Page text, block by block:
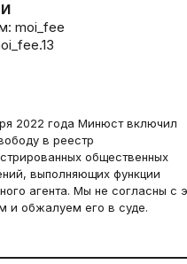
moi_fee
2022 года Минюст включил
в реестр
общественных
выполняющих функции
агента. Мы не согласны с
и обжалуем его в суде.